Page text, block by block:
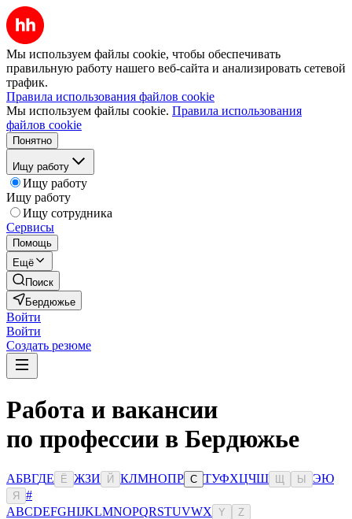
Мы используем файлы cookie, чтобы обеспечивать
правильную работу нашего веб-сайта и анализировать сетевой
трафик.
Правила использования файлов cookie
Мы используем файлы cookie. Правила использования
файлов cookie
Понятно
Ищу работу
Ищу работу
Ищу работу
Ищу сотрудника
Сервисы
Помощь
Ещё
Поиск
Бердюжье
Войти
Войти
Создать резюме
Работа и вакансии
по профессии в Бердюжье
АБВГДЕ Ё ЖЗИ Й КЛМНОПР С ТУФХЦЧШ Ы ЭЮ
Я
#
ABCDEFGHIJKLMNOPQRSTUVWX Y Z